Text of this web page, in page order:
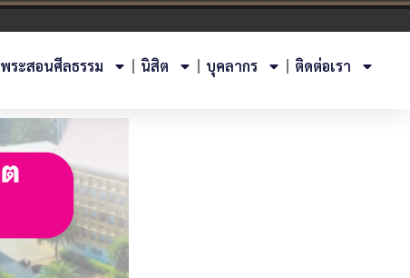
พระสอนศีลธรรม นิสิต บุคลากร ติดต่อเรา